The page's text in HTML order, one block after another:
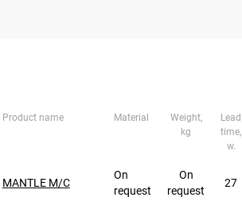
Product name Material
Weight,
kg
Lead
time,
w.
MANTLE M/C
On
request
On
request
27